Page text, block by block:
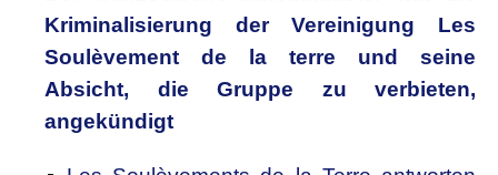
Kriminalisierung der Vereinigung Les
Soulèvement de la terre und seine
Absicht, die Gruppe zu verbieten,
angekündigt